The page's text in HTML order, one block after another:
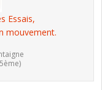
Essais,
mouvement.